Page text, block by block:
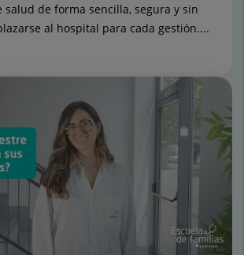
salud de forma sencilla, segura y sin
al hospital para cada gestión....